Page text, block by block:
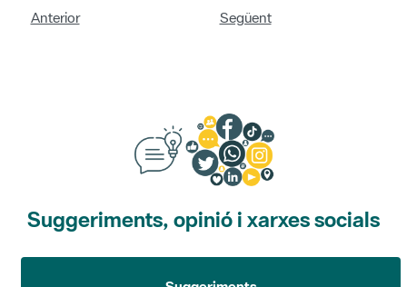
Anterior Següent
Suggeriments, opinió i xarxes socials